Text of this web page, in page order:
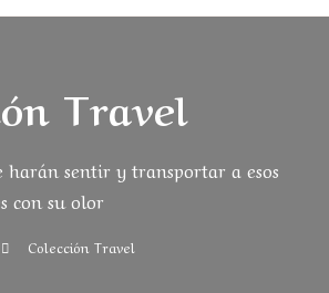
Travel
harán sentir y transportar a esos
con su olor
Colección Travel